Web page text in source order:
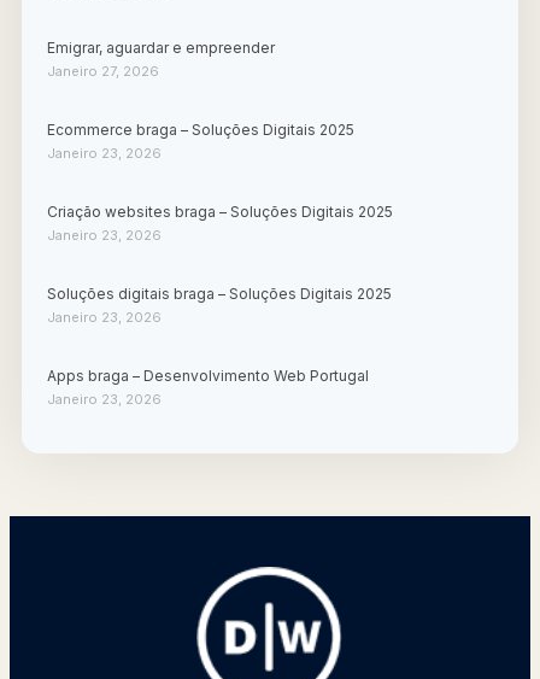
Emigrar, aguardar e empreender
Janeiro 27, 2026
Ecommerce braga – Soluções Digitais 2025
Janeiro 23, 2026
Criação websites braga – Soluções Digitais 2025
Janeiro 23, 2026
Soluções digitais braga – Soluções Digitais 2025
Janeiro 23, 2026
Apps braga – Desenvolvimento Web Portugal
Janeiro 23, 2026